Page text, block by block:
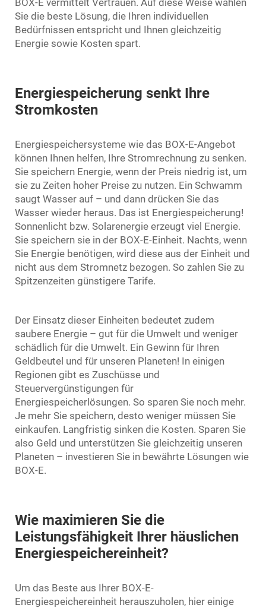
BOX-E vermittelt Vertrauen. Auf diese Weise wählen
Sie die beste Lösung, die Ihren individuellen
Bedürfnissen entspricht und Ihnen gleichzeitig
Energie sowie Kosten spart.
Energiespeicherung senkt Ihre
Stromkosten
Energiespeichersysteme wie das BOX-E-Angebot
können Ihnen helfen, Ihre Stromrechnung zu senken.
Sie speichern Energie, wenn der Preis niedrig ist, um
sie zu Zeiten hoher Preise zu nutzen. Ein Schwamm
saugt Wasser auf – und dann drücken Sie das
Wasser wieder heraus. Das ist Energiespeicherung!
Sonnenlicht bzw. Solarenergie erzeugt viel Energie.
Sie speichern sie in der BOX-E-Einheit. Nachts, wenn
Sie Energie benötigen, wird diese aus der Einheit und
nicht aus dem Stromnetz bezogen. So zahlen Sie zu
Spitzenzeiten günstigere Tarife.
Der Einsatz dieser Einheiten bedeutet zudem
saubere Energie – gut für die Umwelt und weniger
schädlich für die Umwelt. Ein Gewinn für Ihren
Geldbeutel und für unseren Planeten! In einigen
Regionen gibt es Zuschüsse und
Steuervergünstigungen für
Energiespeicherlösungen. So sparen Sie noch mehr.
Je mehr Sie speichern, desto weniger müssen Sie
einkaufen. Langfristig sinken die Kosten. Sparen Sie
also Geld und unterstützen Sie gleichzeitig unseren
Planeten – investieren Sie in bewährte Lösungen wie
BOX-E.
Wie maximieren Sie die
Leistungsfähigkeit Ihrer häuslichen
Energiespeichereinheit?
Um das Beste aus Ihrer BOX-E-
Energiespeichereinheit herauszuholen, hier einige